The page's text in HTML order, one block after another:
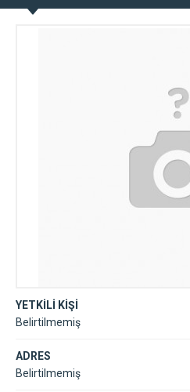
YETKİLİ KİŞİ
Belirtilmemiş
ADRES
Belirtilmemiş